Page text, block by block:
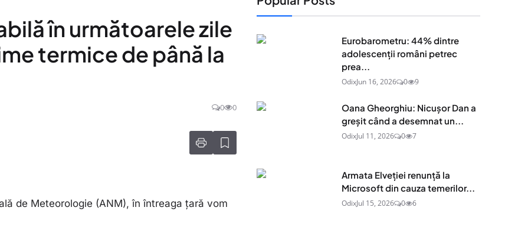
în următoarele zile
termice de până la
0 0
de Meteorologie (ANM), în întreaga țară vom
Eurobarometru: 44% dintre
adolescenţii români petrec
prea...
OdixJun 16, 2026 0 9
Oana Gheorghiu: Nicușor Dan a
greșit când a desemnat un...
OdixJul 11, 2026 0 7
Armata Elveției renunță la
Microsoft din cauza temerilor...
OdixJul 15, 2026 0 6